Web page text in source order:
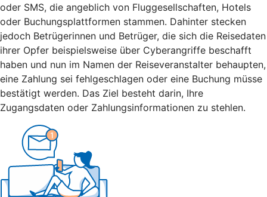
oder SMS, die angeblich von Fluggesellschaften, Hotels
oder Buchungsplattformen stammen. Dahinter stecken
jedoch Betrügerinnen und Betrüger, die sich die Reisedaten
ihrer Opfer beispielsweise über Cyberangriffe beschafft
haben und nun im Namen der Reiseveranstalter behaupten,
eine Zahlung sei fehlgeschlagen oder eine Buchung müsse
bestätigt werden. Das Ziel besteht darin, Ihre
Zugangsdaten oder Zahlungsinformationen zu stehlen.